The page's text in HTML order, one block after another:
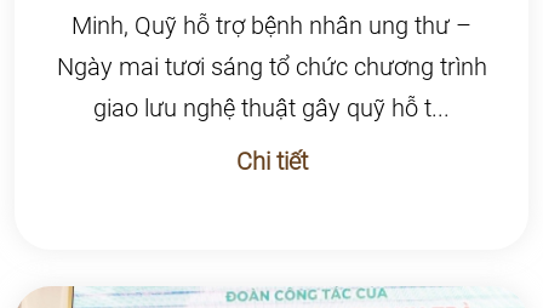
Minh, Quỹ hỗ trợ bệnh nhân ung thư –
Ngày mai tươi sáng tổ chức chương trình
giao lưu nghệ thuật gây quỹ hỗ t...
Chi tiết